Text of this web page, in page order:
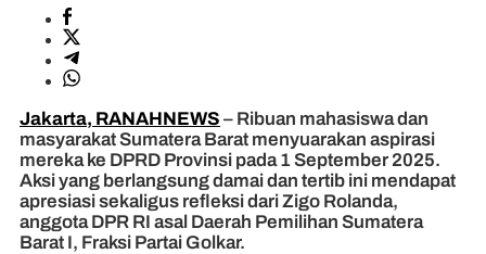
Jakarta, RANAHNEWS – Ribuan mahasiswa dan
masyarakat Sumatera Barat menyuarakan aspirasi
mereka ke DPRD Provinsi pada 1 September 2025.
Aksi yang berlangsung damai dan tertib ini mendapat
apresiasi sekaligus refleksi dari Zigo Rolanda,
anggota DPR RI asal Daerah Pemilihan Sumatera
Barat I, Fraksi Partai Golkar.